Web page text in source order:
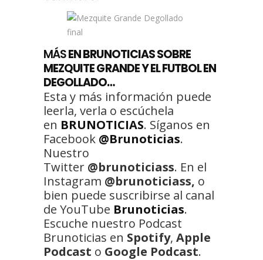
MÁSEN BRUNOTICIAS SOBRE
MEZQUITE GRANDE Y EL FUTBOL EN
DEGOLLADO…
Esta y más información puede
leerla, verla o escúchela
en BRUNOTICIAS. Síganos en
Facebook @Brunoticias.
Nuestro
Twitter @brunoticiass. En el
Instagram @brunoticiass, o
bien puede suscribirse al canal
de YouTube Brunoticias.
Escuche nuestro Podcast
Brunoticias en Spotify, Apple
Podcast o Google Podcast.